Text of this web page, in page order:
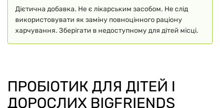
Дієтична добавка. Не є лікарським засобом. Не слід
використовувати як заміну повноцінного раціону
харчування. Зберігати в недоступному для дітей місці.
ПРОБІОТИК ДЛЯ ДІТЕЙ І
ДОРОСЛИХ BIGFRIENDS